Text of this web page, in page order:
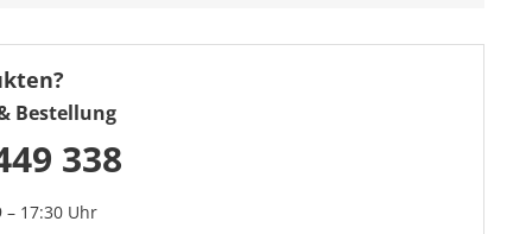
Bestellung
338
– 17:30 Uhr